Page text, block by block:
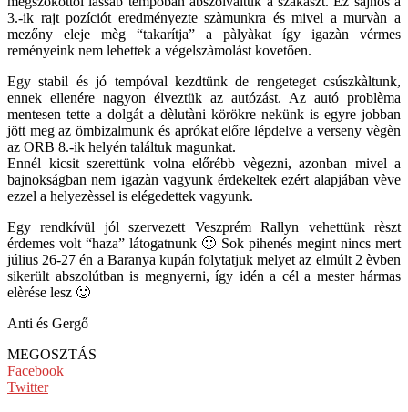
3.-ik rajt pozíciót eredményezte szàmunkra és mivel a murvàn a
mezőny eleje mèg “takarítja” a pàlyàkat így igazàn vérmes
reményeink nem lehettek a végelszàmolást kovetően.
Egy stabil és jó tempóval kezdtünk de rengeteget csúszkàltunk,
ennek ellenére nagyon élveztük az autózást. Az autó problèma
mentesen tette a dolgát a dèlutàni körökre nekünk is egyre jobban
jött meg az ömbizalmunk és aprókat előre lépdelve a verseny vègèn
az ORB 8.-ik helyén találtuk magunkat.
Ennél kicsit szerettünk volna előrébb vègezni, azonban mivel a
bajnokságban nem igazàn vagyunk érdekeltek ezért alapjában vève
ezzel a helyezèssel is elégedettek vagyunk.
Egy rendkívül jól szervezett Veszprém Rallyn vehettünk rèszt
érdemes volt “haza” látogatnunk 🙂 Sok pihenés megint nincs mert
július 26-27 én a Baranya kupán folytatjuk melyet az elmúlt 2 èvben
sikerült abszolútban is megnyerni, így idén a cél a mester hármas
elèrése lesz 🙂
Anti és Gergő
MEGOSZTÁS
Facebook
Twitter